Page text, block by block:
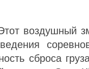
воздушный
сброса